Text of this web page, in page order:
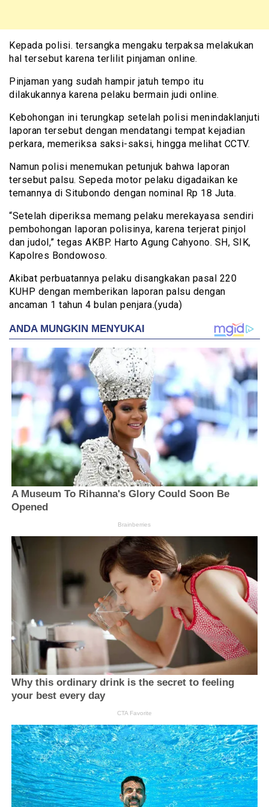
Kepada polisi. tersangka mengaku terpaksa melakukan
hal tersebut karena terlilit pinjaman online.
Pinjaman yang sudah hampir jatuh tempo itu
dilakukannya karena pelaku bermain judi online.
Kebohongan ini terungkap setelah polisi menindaklanjuti
laporan tersebut dengan mendatangi tempat kejadian
perkara, memeriksa saksi-saksi, hingga melihat CCTV.
Namun polisi menemukan petunjuk bahwa laporan
tersebut palsu. Sepeda motor pelaku digadaikan ke
temannya di Situbondo dengan nominal Rp 18 Juta.
“Setelah diperiksa memang pelaku merekayasa sendiri
pembohongan laporan polisinya, karena terjerat pinjol
dan judol,” tegas AKBP. Harto Agung Cahyono. SH, SIK,
Kapolres Bondowoso.
Akibat perbuatannya pelaku disangkakan pasal 220
KUHP dengan memberikan laporan palsu dengan
ancaman 1 tahun 4 bulan penjara.(yuda)